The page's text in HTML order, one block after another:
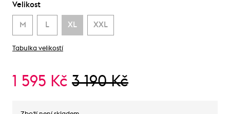
Velikost
M L XL XXL
Tabulka velikostí
1 595 Kč 3 190 Kč